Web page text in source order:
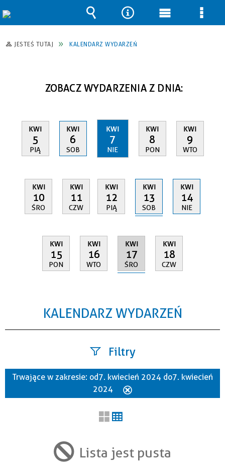
JESTEŚ TUTAJ KALENDARZ WYDARZEŃ
ZOBACZ WYDARZENIA Z DNIA:
KWI
5
PIĄ
KWI
6
SOB
KWI
7
NIE
KWI
8
PON
KWI
9
WTO
KWI
10
ŚRO
KWI
11
CZW
KWI
12
PIĄ
KWI
13
SOB
KWI
14
NIE
KWI
15
PON
KWI
16
WTO
KWI
17
ŚRO
KWI
18
CZW
KALENDARZ WYDARZEŃ
Filtry
Szukana fraza
Trwające w zakresie
Trwające w zakresie: od 7. kwiecień 2024 do 7. kwiecień
2024
Lista jest pusta
Wyszukiwarka
Narzędzia
Menu Menu